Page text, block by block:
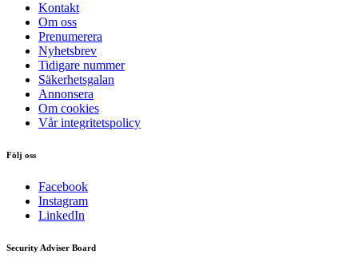
Kontakt
Om oss
Prenumerera
Nyhetsbrev
Tidigare nummer
Säkerhetsgalan
Annonsera
Om cookies
Vår integritetspolicy
Följ oss
Facebook
Instagram
LinkedIn
Security Adviser Board